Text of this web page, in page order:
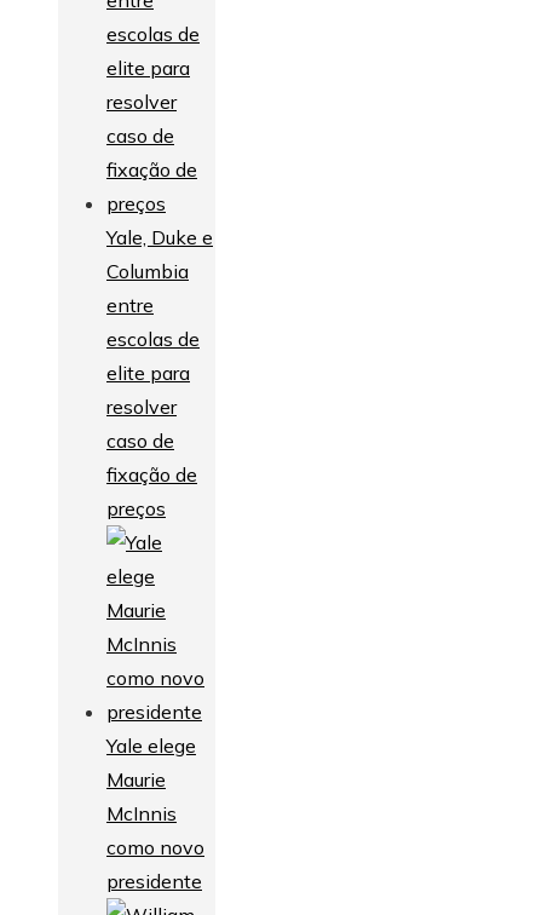
Yale, Duke e
Columbia
entre
escolas de
elite para
resolver
caso de
fixação de
preços
Yale elege
Maurie
McInnis
como novo
presidente